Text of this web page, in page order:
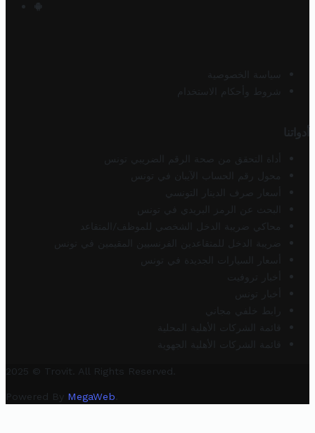
سياسة الخصوصية
شروط وأحكام الاستخدام
أدواتنا
أداة التحقق من صحة الرقم الضريبي تونس
محول رقم الحساب الآيبان في تونس
أسعار صرف الدينار التونسي
البحث عن الرمز البريدي في تونس
محاكي ضريبة الدخل الشخصي للموظف/المتقاعد
ضريبة الدخل للمتقاعدين الفرنسيين المقيمين في تونس
أسعار السيارات الجديدة في تونس
أخبار تروفيت
أخبار تونس
رابط خلفي مجاني
قائمة الشركات الأهلية المحلية
قائمة الشركات الأهلية الجهوية
2025 © Trovit. All Rights Reserved.
Powered By MegaWeb